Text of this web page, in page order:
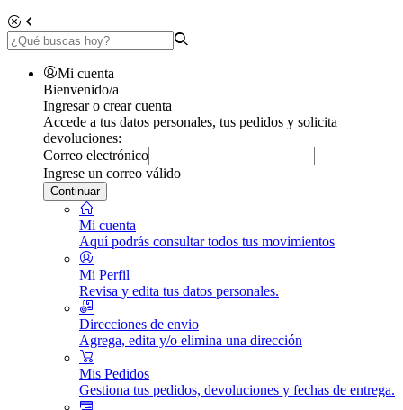
Mi cuenta
Bienvenido/a
Ingresar o crear cuenta
Accede a tus datos personales, tus pedidos y solicita
devoluciones:
Correo electrónico
Ingrese un correo válido
Continuar
Mi cuenta
Aquí podrás consultar todos tus movimientos
Mi Perfil
Revisa y edita tus datos personales.
Direcciones de envio
Agrega, edita y/o elimina una dirección
Mis Pedidos
Gestiona tus pedidos, devoluciones y fechas de entrega.